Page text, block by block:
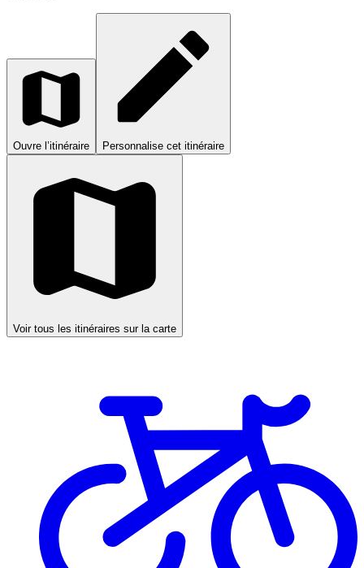
Ouvre l’itinéraire Personnalise cet itinéraire
Voir tous les itinéraires sur la carte